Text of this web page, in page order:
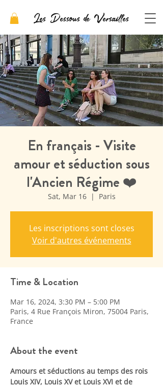
Les Dessous de Versailles
En français - Visite
amour et séduction sous
l'Ancien Régime ❤️
Sat, Mar 16
  |
Paris
Les inscriptions sont closes
Voir d'autres événements
Time & Location
Mar 16, 2024, 3:30 PM – 5:00 PM
Paris, 4 Rue François Miron, 75004 Paris,
France
About the event
Amours et séductions au temps des rois
Louis XIV, Louis XV et Louis XVI et de